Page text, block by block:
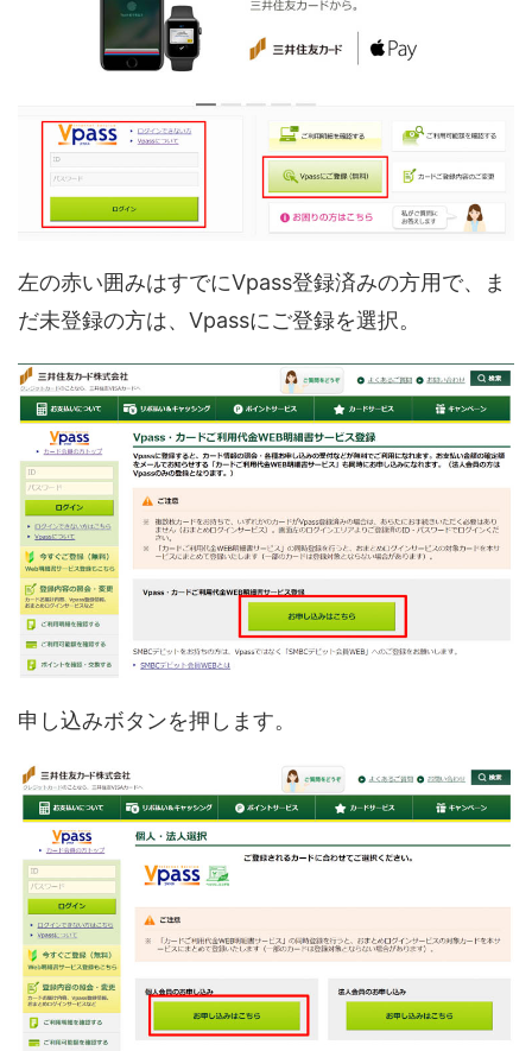
左の赤い囲みはすでにVpass登録済みの方用で、ま
だ未登録の方は、Vpassにご登録を選択。
申し込みボタンを押します。